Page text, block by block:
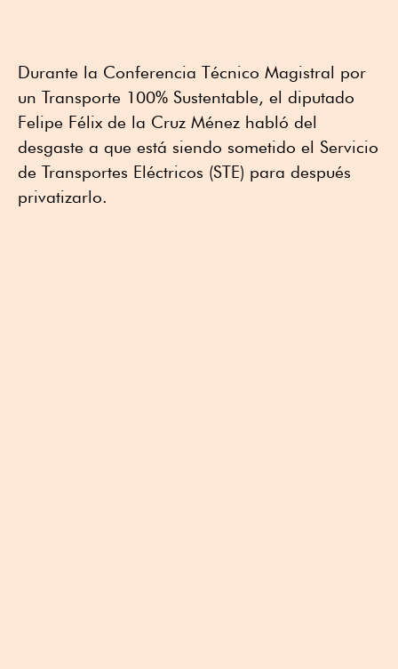
Durante la Conferencia Técnico Magistral por
un Transporte 100% Sustentable, el diputado
Felipe Félix de la Cruz Ménez habló del
desgaste a que está siendo sometido el Servicio
de Transportes Eléctricos (STE) para después
privatizarlo.